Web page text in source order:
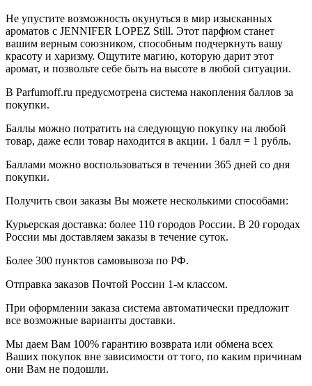
Не упустите возможность окунуться в мир изысканных
ароматов с JENNIFER LOPEZ Still. Этот парфюм станет
вашим верным союзником, способным подчеркнуть вашу
красоту и харизму. Ощутите магию, которую дарит этот
аромат, и позвольте себе быть на высоте в любой ситуации.
В Parfumoff.ru предусмотрена система накопления баллов за
покупки.
Баллы можно потратить на следующую покупку на любой
товар, даже если товар находится в акции. 1 балл = 1 рубль.
Баллами можно воспользоваться в течении 365 дней со дня
покупки.
Получить свои заказы Вы можете несколькими способами:
Курьерская доставка: более 110 городов России. В 20 городах
России мы доставляем заказы в течение суток.
Более 300 пунктов самовывоза по РФ.
Отправка заказов Почтой России 1-м классом.
При оформлении заказа система автоматически предложит
все возможные варианты доставки.
Мы даем Вам 100% гарантию возврата или обмена всех
Ваших покупок вне зависимости от того, по каким причинам
они Вам не подошли.